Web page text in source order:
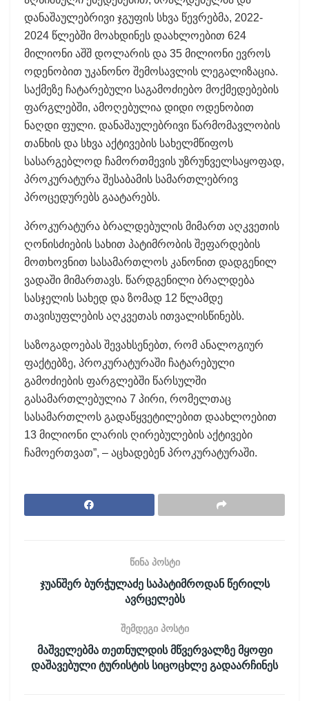
დანაშაულებრივი ჯგუფის სხვა წევრებმა, 2022-
2024 წლებში მოახდინეს დაახლოებით 624
მილიონი აშშ დოლარის და 35 მილიონი ევროს
ოდენობით უკანონო შემოსავლის ლეგალიზაცია.
საქმეზე ჩატარებული საგამოძიებო მოქმედებების
ფარგლებში, ამოღებულია დიდი ოდენობით
ნაღდი ფული. დანაშაულებრივი წარმომავლობის
თანხის და სხვა აქტივების სახელმწიფოს
სასარგებლოდ ჩამორთმევის უზრუნველსაყოფად,
პროკურატურა შესაბამის სამართლებრივ
პროცედურებს გაატარებს.
პროკურატურა ბრალდებულის მიმართ აღკვეთის
ღონისძიების სახით პატიმრობის შეფარდების
მოთხოვნით სასამართლოს კანონით დადგენილ
ვადაში მიმართავს. წარდგენილი ბრალდება
სასჯელის სახედ და ზომად 12 წლამდე
თავისუფლების აღკვეთას ითვალისწინებს.
საზოგადოებას შევახსენებთ, რომ ანალოგიურ
ფაქტებზე, პროკურატურაში ჩატარებული
გამოძიების ფარგლებში წარსულში
გასამართლებულია 7 პირი, რომელთაც
სასამართლოს გადაწყვეტილებით დაახლოებით
13 მილიონი ლარის ღირებულების აქტივები
ჩამოერთვათ”, – აცხადებენ პროკურატურაში.
წინა პოსტი
ჯუანშერ ბურჭულაძე საპატიმროდან წერილს
ავრცელებს
შემდეგი პოსტი
მაშველებმა თეთნულდის მწვერვალზე მყოფი
დაშავებული ტურისტის სიცოცხლე გადაარჩინეს